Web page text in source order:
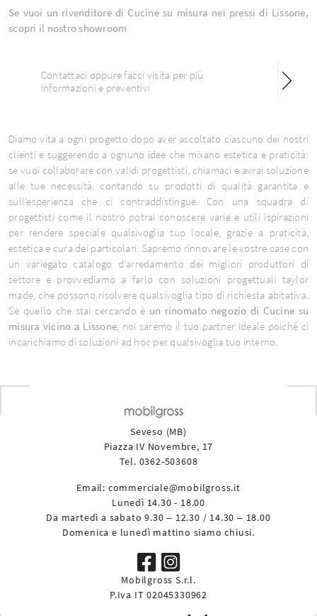
Se vuoi un rivenditore di Cucine su misura nei pressi di Lissone,
scopri il nostro showroom
Contattaci oppure facci visita per più
informazioni e preventivi
Diamo vita a ogni progetto dopo aver ascoltato ciascuno dei nostri
clienti e suggerendo a ognuno idee che mixano estetica e praticità:
se vuoi collaborare con validi progettisti, chiamaci e avrai soluzione
alle tue necessità, contando su prodotti di qualità garantita e
sull'esperienza che ci contraddistingue. Con una squadra di
progettisti come il nostro potrai conoscere varie e utili ispirazioni
per rendere speciale qualsivoglia tuo locale, grazie a praticità,
estetica e cura dei particolari. Sapremo rinnovare le vostre case con
un variegato catalogo d'arredamento dei migliori produttori di
settore e provvediamo a farlo con soluzioni progettuali taylor
made, che possono risolvere qualsivoglia tipo di richiesta abitativa.
Se quello che stai cercando è un rinomato negozio di Cucine su
misura vicino a Lissone, noi saremo il tuo partner ideale poiché ci
incarichiamo di soluzioni ad hoc per qualsivoglia tuo interno.
Seveso (MB)
Piazza IV Novembre, 17
Tel. 0362-503608
Email: commerciale@mobilgross.it
Lunedì 14.30 - 18.00
Da martedì a sabato 9.30 – 12.30 / 14.30 – 18.00
Domenica e lunedì mattino siamo chiusi.
Mobilgross S.r.l.
P.Iva IT 02045330962